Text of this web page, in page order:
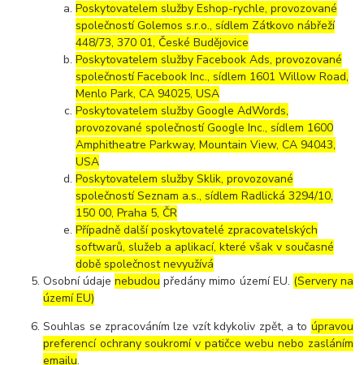
Poskytovatelem služby Eshop-rychle, provozované
společností Golemos s.r.o., sídlem Zátkovo nábřeží
448/73, 370 01, České Budějovice
Poskytovatelem služby Facebook Ads, provozované
společností Facebook Inc., sídlem 1601 Willow Road,
Menlo Park, CA 94025, USA
Poskytovatelem služby Google AdWords,
provozované společností Google Inc., sídlem 1600
Amphitheatre Parkway, Mountain View, CA 94043,
USA
Poskytovatelem služby Sklik, provozované
společností Seznam a.s., sídlem Radlická 3294/10,
150 00, Praha 5, ČR
Případně další poskytovatelé zpracovatelských
softwarů, služeb a aplikací, které však v současné
době společnost nevyužívá
Osobní údajenebudou předány mimo území EU. (Servery na
území EU)
Souhlas se zpracováním lze vzít kdykoliv zpět, a to úpravou
preferencí ochrany soukromí v patičce webu nebo zasláním
emailu.